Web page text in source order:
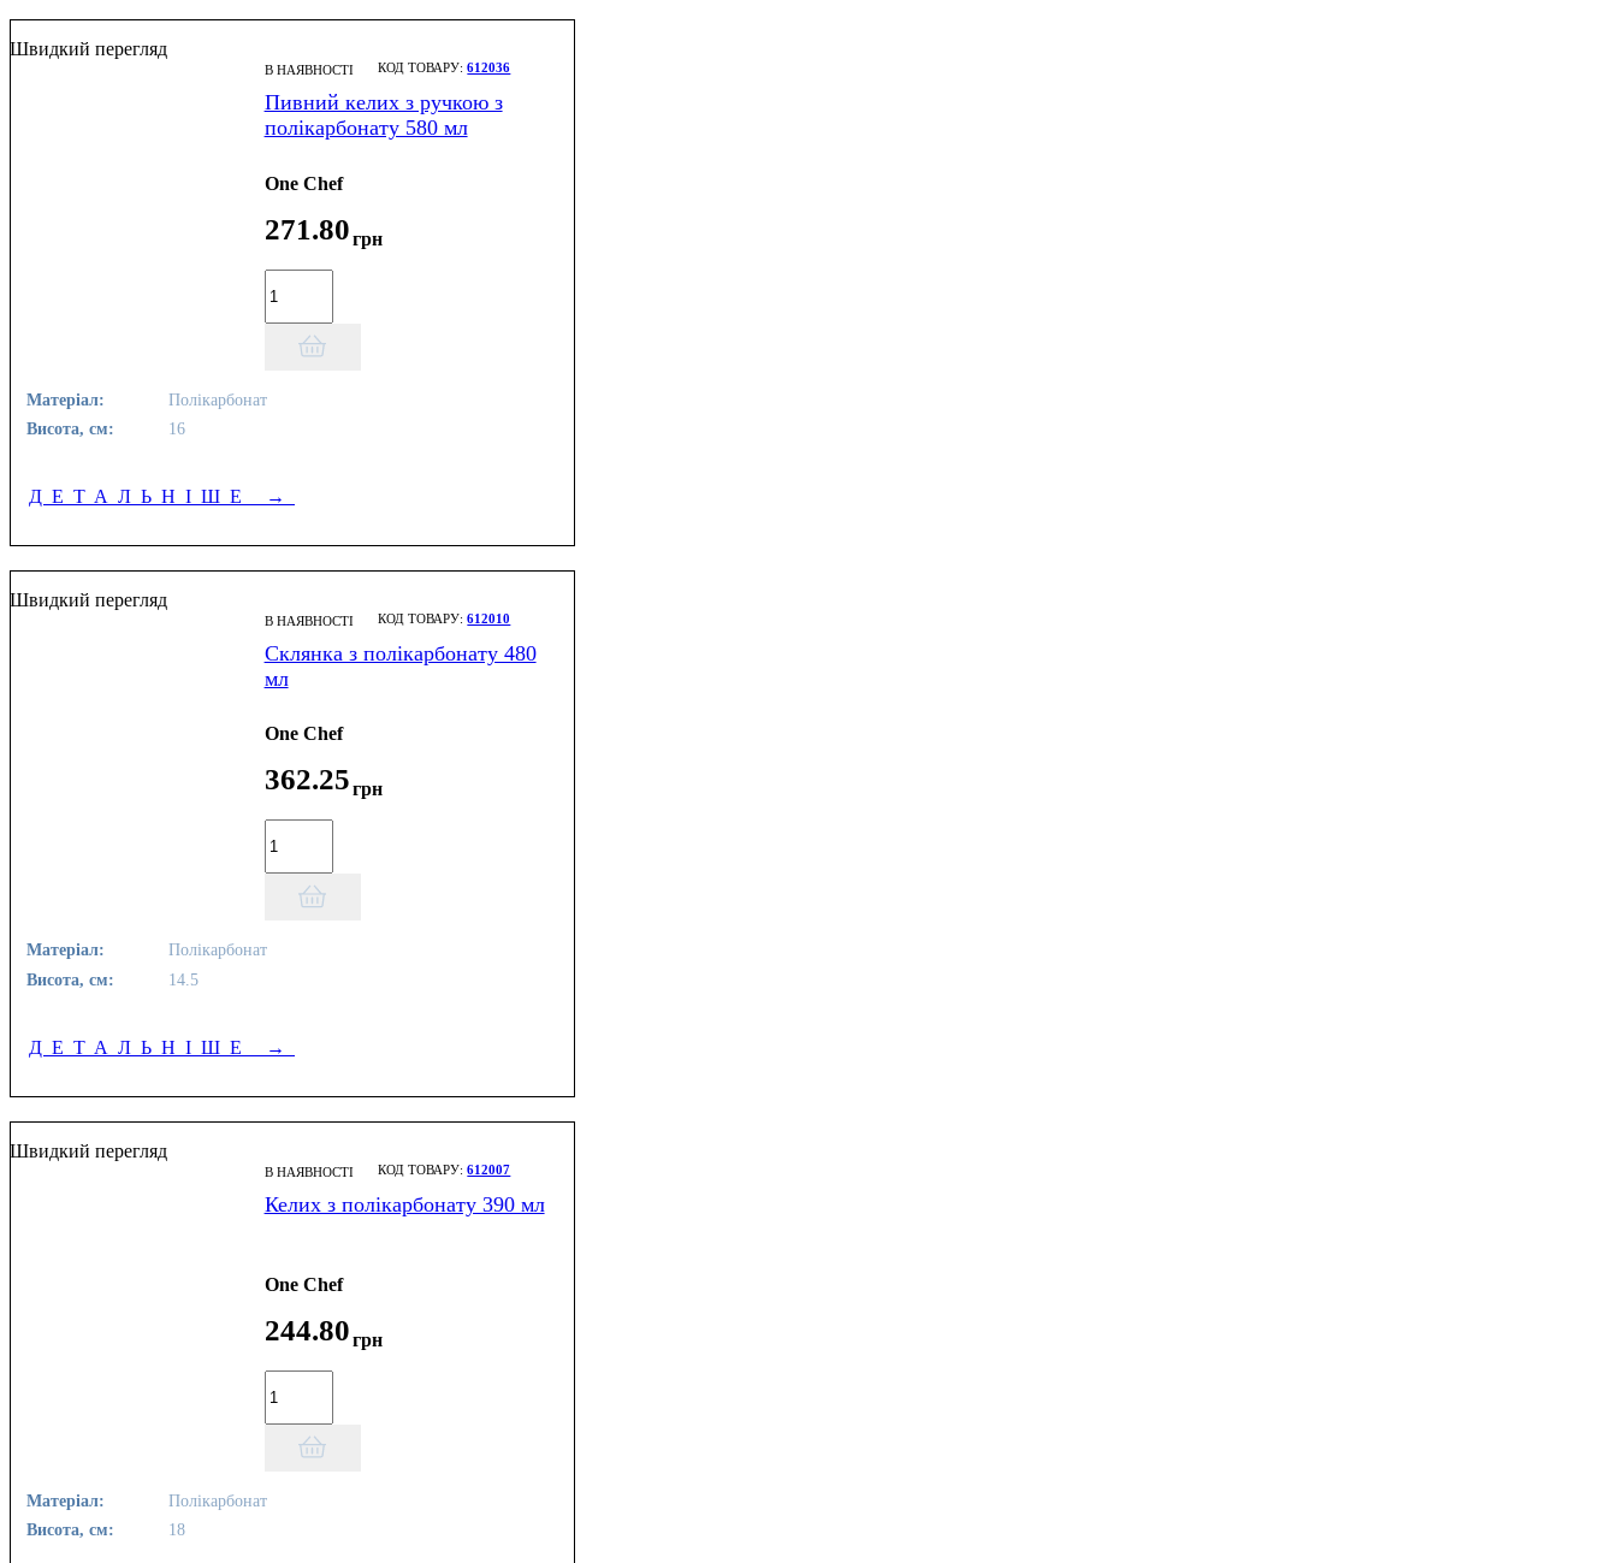
Швидкий перегляд
В НАЯВНОСТІ 612036
Пивний келих з ручкою з
полікарбонату 580 мл
One Chef
271.80грн
Матеріал:
Полікарбонат
Висота, см:
16
ДЕТАЛЬНІШЕ →
Швидкий перегляд
В НАЯВНОСТІ 612010
Склянка з полікарбонату 480
мл
One Chef
362.25грн
Матеріал:
Полікарбонат
Висота, см:
14.5
ДЕТАЛЬНІШЕ →
Швидкий перегляд
В НАЯВНОСТІ 612007
Келих з полікарбонату 390 мл
One Chef
244.80грн
Матеріал:
Полікарбонат
Висота, см:
18